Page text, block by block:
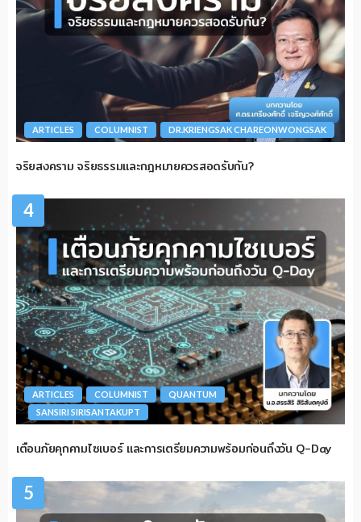
ARTICLES COLUMNIST DR.KRIENGSAK CHAREONWONGSAK
จริยสงคราม จริยธรรมและกฎหมายควรสอดรับกัน?
4
ARTICLES COLUMNIST
QUANTUM
SANSIRI SIRISANTAKUPT
เตือนภัยคุกคามไซเบอร์ และการเตรียมความพร้อมก่อนถึงวัน Q-Day
5